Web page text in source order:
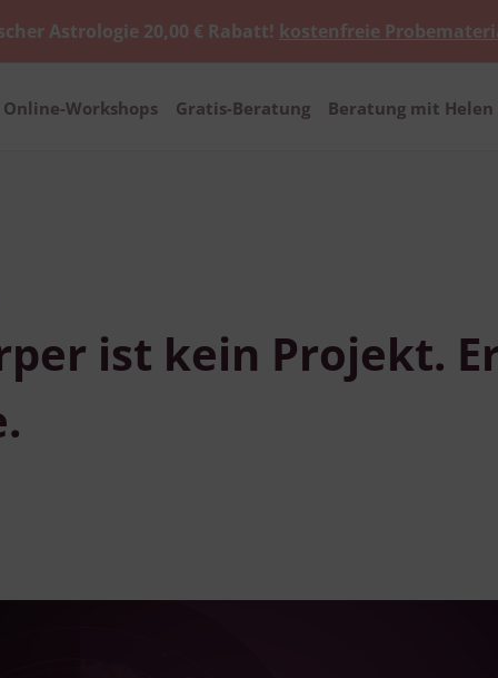
Astrologie 20,00 € Rabatt! kostenfreie
Online-Workshops Gratis-Beratung Beratung mit Helen
ist kein Projekt.